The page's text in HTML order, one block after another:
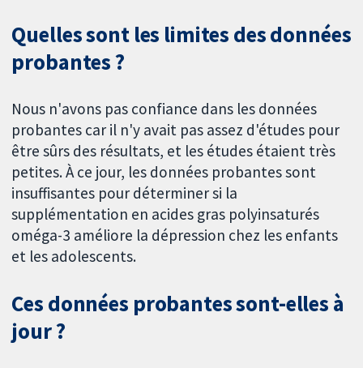
Quelles sont les limites des données
probantes ?
Nous n'avons pas confiance dans les données
probantes car il n'y avait pas assez d'études pour
être sûrs des résultats, et les études étaient très
petites. À ce jour, les données probantes sont
insuffisantes pour déterminer si la
supplémentation en acides gras polyinsaturés
oméga-3 améliore la dépression chez les enfants
et les adolescents.
Ces données probantes sont-elles à
jour ?